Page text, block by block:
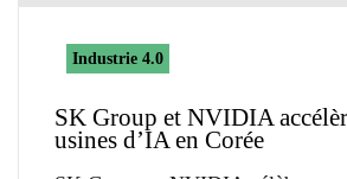
Industrie 4.0
SK Group et NVIDIA
usines d’IA en Corée